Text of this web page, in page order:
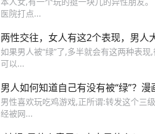
医院打点...
两性交往，女人有这2个表现，男人
如果男人被“绿”了,多半就会有这两种表
可以...
男人如何知道自己有没有被“绿”？
男性喜欢玩吃鸡游戏,正所谓:转发这个三
经被网...